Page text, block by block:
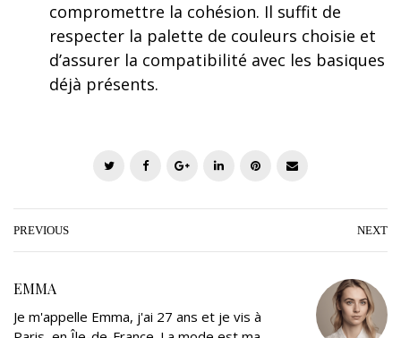
compromettre la cohésion. Il suffit de
respecter la palette de couleurs choisie et
d’assurer la compatibilité avec les basiques
déjà présents.
i
t
c
b
k
o
l
n
e
n
n
e
a
l
PREVIOUS NEXT
EMMA
Je m'appelle Emma, j'ai 27 ans et je vis à